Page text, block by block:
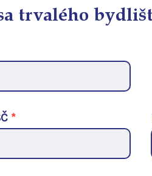
trvalého